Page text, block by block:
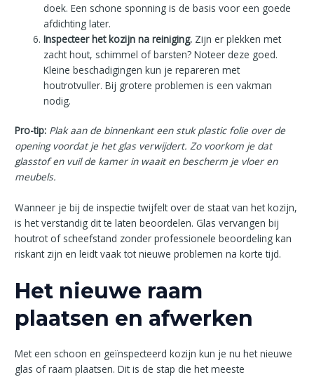
doek. Een schone sponning is de basis voor een goede
afdichting later.
Inspecteer het kozijn na reiniging. Zijn er plekken met
zacht hout, schimmel of barsten? Noteer deze goed.
Kleine beschadigingen kun je repareren met
houtrotvuller. Bij grotere problemen is een vakman
nodig.
Pro-tip: Plak aan de binnenkant een stuk plastic folie over de
opening voordat je het glas verwijdert. Zo voorkom je dat
glasstof en vuil de kamer in waait en bescherm je vloer en
meubels.
Wanneer je bij de inspectie twijfelt over de staat van het kozijn,
is het verstandig dit te laten beoordelen. Glas vervangen bij
houtrot of scheefstand zonder professionele beoordeling kan
riskant zijn en leidt vaak tot nieuwe problemen na korte tijd.
Het nieuwe raam
plaatsen en afwerken
Met een schoon en geïnspecteerd kozijn kun je nu het nieuwe
glas of raam plaatsen. Dit is de stap die het meeste